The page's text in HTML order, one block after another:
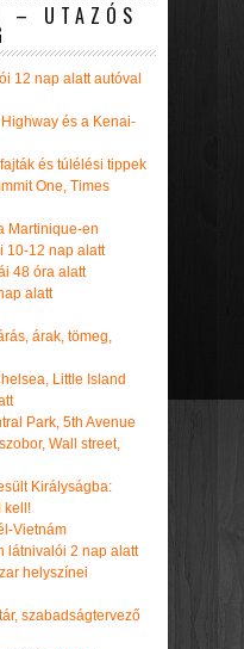
– UTAZÓS
12 nap alatt autóval
és a Kenai-
és túlélési tippek
One, Times
Martinique-en
10-12 nap alatt
48 óra alatt
alatt
árak, tömeg,
Little Island
Park, 5th Avenue
Wall street,
Királyságba:
kell!
Vietnám
látnivalói 2 nap alatt
helyszínei
szabadságtervező